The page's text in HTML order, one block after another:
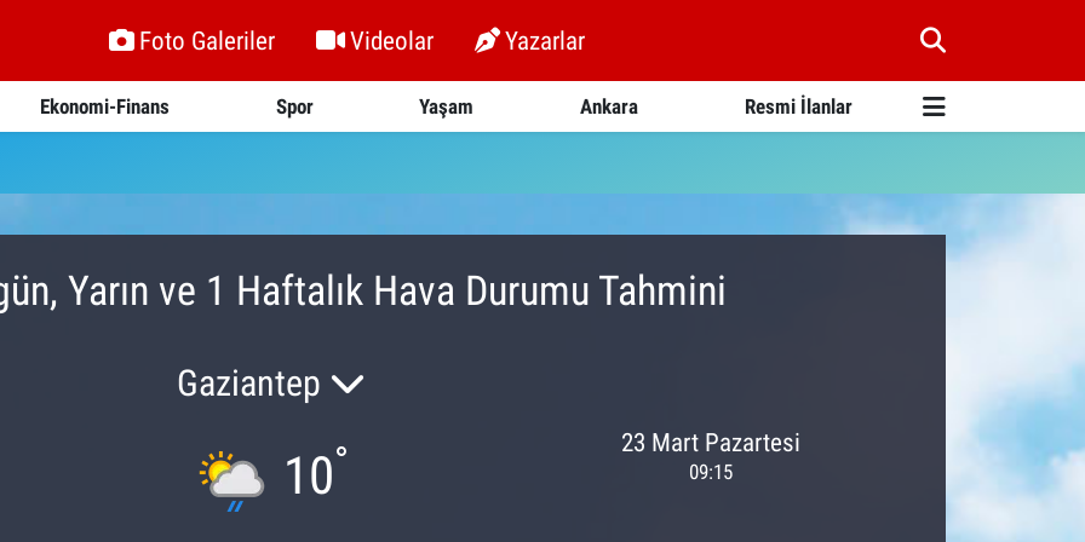
Foto Galeriler Videolar Yazarlar
Ekonomi-Finans Spor Yaşam Ankara Resmi İlanlar
Yarın ve 1 Haftalık Hava Durumu Tahmini
Gaziantep
10° 23 Mart Pazartesi
09:15